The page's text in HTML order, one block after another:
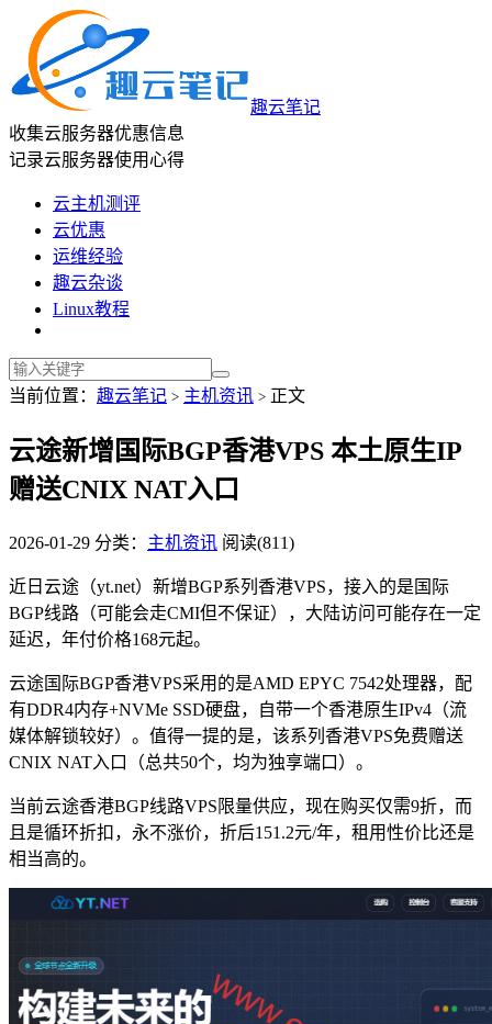
趣云笔记
收集云服务器优惠信息
记录云服务器使用心得
云主机测评
云优惠
运维经验
趣云杂谈
Linux教程
当前位置： 趣云笔记 > 主机资讯 > 正文
云途新增国际BGP香港VPS 本土原生IP
赠送CNIX NAT入口
2026-01-29 分类： 主机资讯 阅读(811)
近日云途（yt.net）新增BGP系列香港VPS，接入的是国际
BGP线路（可能会走CMI但不保证），大陆访问可能存在一定
延迟，年付价格168元起。
云途国际BGP香港VPS采用的是AMD EPYC 7542处理器，配
有DDR4内存+NVMe SSD硬盘，自带一个香港原生IPv4（流
媒体解锁较好）。值得一提的是，该系列香港VPS免费赠送
CNIX NAT入口（总共50个，均为独享端口）。
当前云途香港BGP线路VPS限量供应，现在购买仅需9折，而
且是循环折扣，永不涨价，折后151.2元/年，租用性价比还是
相当高的。